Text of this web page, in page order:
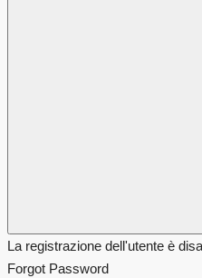
La registrazione dell'utente è
Forgot Password